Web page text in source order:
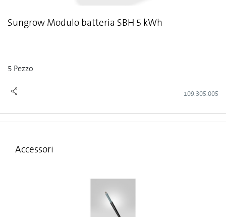
Sungrow Modulo batteria SBH 5 kWh
109.305.005
5 Pezzo
Accessori